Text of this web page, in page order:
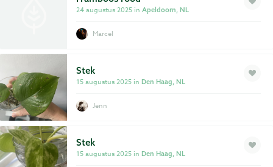
24 augustus 2025 in Apeldoorn, NL
Marcel
Stek
15 augustus 2025 in Den Haag, NL
Jenn
Stek
15 augustus 2025 in Den Haag, NL